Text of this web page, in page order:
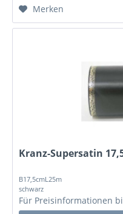
Merken
Kranz-Supersatin
B17,5cmL25m
schwarz
Für Preisinformationen